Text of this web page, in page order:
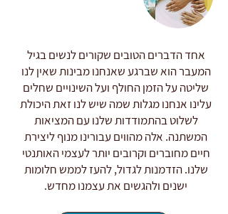
אחד הדברים הטובים שקורים לנשים בגיל
המעבר הוא שברגע שאנחנו מבינות שאין לנו
שליטה על הזמן החולף ועל השינויים שחלים
עלינו אנחנו מגלות שמה שיש לנו זאת היכולת
לשלוט בהתמודדות שלנו עם המציאות
המשתנה. אלה מהווים עבורינו מנוף ליצירת
חיים מחוברים וקרובים יותר לעצמי האותנטי
שלנו. הזדמנות לגדול, להעז לממש חלומות
ישנים ולהגשים את עצמנו מחדש.